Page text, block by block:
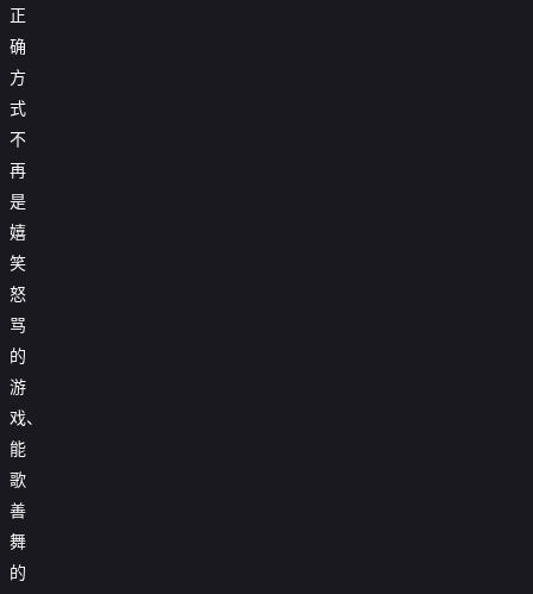
正
确
方
式
不
再
是
嬉
笑
怒
骂
的
游
戏、
能
歌
善
舞
的